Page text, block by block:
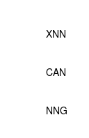
XNN
CAN
NNG